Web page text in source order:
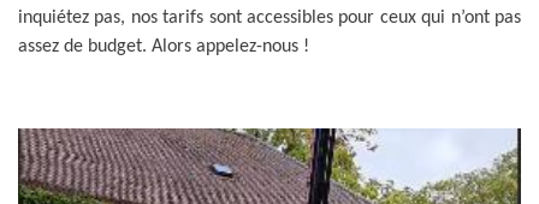
inquiétez pas, nos tarifs sont accessibles pour ceux qui n’ont pas
assez de budget. Alors appelez-nous !